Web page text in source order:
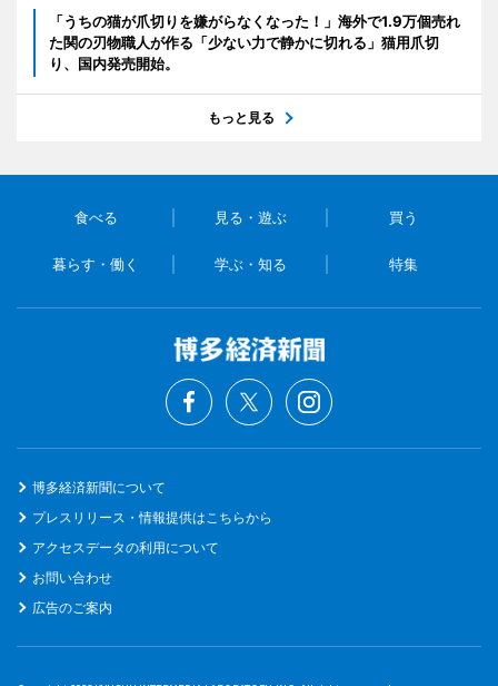
「うちの猫が爪切りを嫌がらなくなった！」海外で1.9万個売れ
た関の刃物職人が作る「少ない力で静かに切れる」猫用爪切
り、国内発売開始。
もっと見る
食べる 見る・遊ぶ 買う
暮らす・働く 学ぶ・知る 特集
博多経済新聞について
プレスリリース・情報提供はこちらから
アクセスデータの利用について
お問い合わせ
広告のご案内